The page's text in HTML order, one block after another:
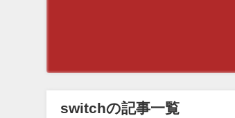
switchの記事一覧